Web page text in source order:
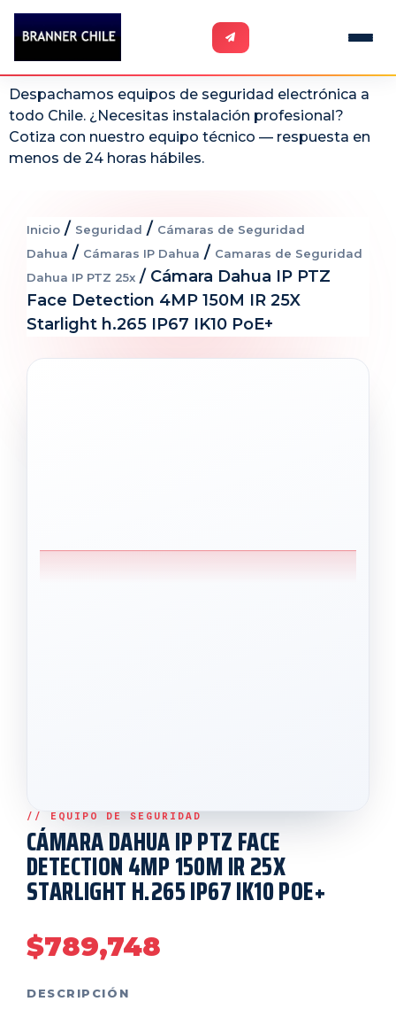
Despachamos equipos de seguridad electrónica a
todo Chile. ¿Necesitas instalación profesional?
Cotiza con nuestro equipo técnico — respuesta en
menos de 24 horas hábiles.
Inicio / Seguridad / Cámaras de Seguridad
Dahua / Cámaras IP Dahua / Camaras de Seguridad
Dahua IP PTZ 25x / Cámara Dahua IP PTZ
Face Detection 4MP 150M IR 25X
Starlight h.265 IP67 IK10 PoE+
CÁMARA DAHUA IP PTZ FACE
DETECTION 4MP 150M IR 25X
STARLIGHT H.265 IP67 IK10 POE+
$789,748
DESCRIPCIÓN